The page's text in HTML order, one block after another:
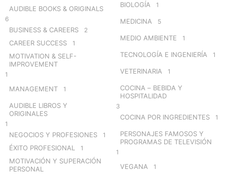
AUDIBLE BOOKS & ORIGINALS
6
BUSINESS & CAREERS 2
CAREER SUCCESS 1
MOTIVATION & SELF-
IMPROVEMENT
1
MANAGEMENT 1
AUDIBLE LIBROS Y
ORIGINALES
1
NEGOCIOS Y PROFESIONES 1
ÉXITO PROFESIONAL 1
MOTIVACIÓN Y SUPERACIÓN
PERSONAL
BIOLOGÍA 1
MEDICINA 5
MEDIO AMBIENTE 1
TECNOLOGÍA E INGENIERÍA 1
VETERINARIA 1
COCINA – BEBIDA Y
HOSPITALIDAD
3
COCINA POR INGREDIENTES 1
PERSONAJES FAMOSOS Y
PROGRAMAS DE TELEVISIÓN
1
VEGANA 1